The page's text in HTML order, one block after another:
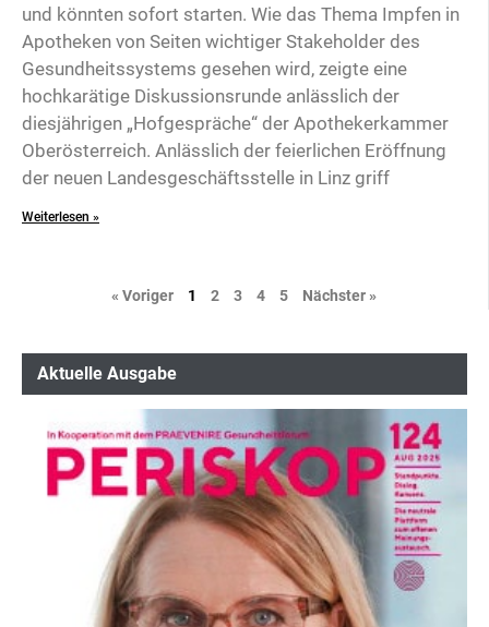
und könnten sofort starten. Wie das Thema Impfen in
Apotheken von Seiten wichtiger Stakeholder des
Gesundheitssystems gesehen wird, zeigte eine
hochkarätige Diskussionsrunde anlässlich der
diesjährigen „Hofgespräche“ der Apothekerkammer
Oberösterreich. Anlässlich der feierlichen Eröffnung
der neuen Landesgeschäftsstelle in Linz griff
Weiterlesen »
« Voriger 1 2 3 4 5 Nächster »
Aktuelle Ausgabe